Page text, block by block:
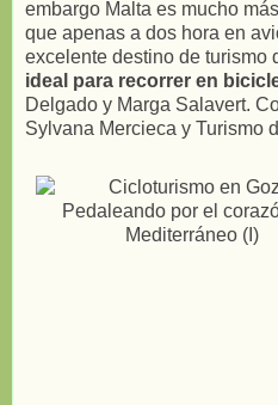
embargo Malta es mucho
que apenas a dos hora en
excelente destino de turismo
ideal para recorrer en
Delgado y Marga Salavert.
Sylvana Mercieca y Turismo